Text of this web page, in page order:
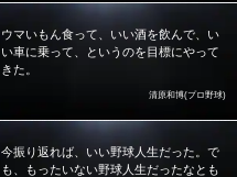
ウマいもん食って、いい酒を飲んで、い
い車に乗って、というのを目標にやって
きた。
清原和博(プロ野球)
今振り返れば、いい野球人生だった。で
も、もったいない野球人生だったなとも